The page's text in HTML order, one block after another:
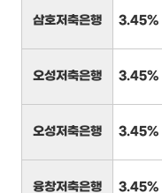
삼호저축은행 3.45%
오성저축은행 3.45%
오성저축은행 3.45%
융창저축은행 3.45%